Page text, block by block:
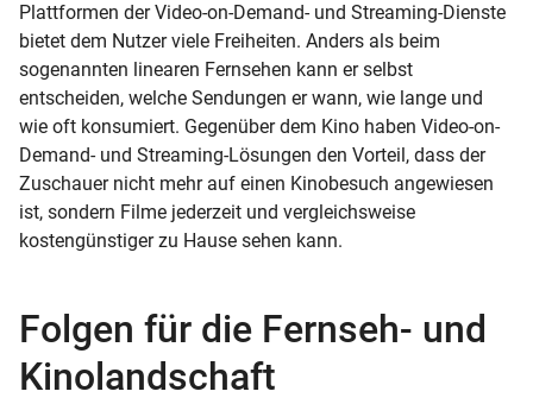
Plattformen der Video-on-Demand- und Streaming-Dienste
bietet dem Nutzer viele Freiheiten. Anders als beim
sogenannten linearen Fernsehen kann er selbst
entscheiden, welche Sendungen er wann, wie lange und
wie oft konsumiert. Gegenüber dem Kino haben Video-on-
Demand- und Streaming-Lösungen den Vorteil, dass der
Zuschauer nicht mehr auf einen Kinobesuch angewiesen
ist, sondern Filme jederzeit und vergleichsweise
kostengünstiger zu Hause sehen kann.
Folgen für die Fernseh- und
Kinolandschaft